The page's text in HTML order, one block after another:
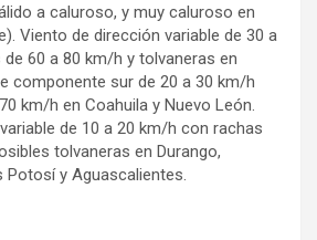
a caluroso, y muy caluroso en
Viento de dirección variable de 30 a
60 a 80 km/h y tolvaneras en
componente sur de 20 a 30 km/h
km/h en Coahuila y Nuevo León.
de 10 a 20 km/h con rachas
tolvaneras en Durango,
Potosí y Aguascalientes.